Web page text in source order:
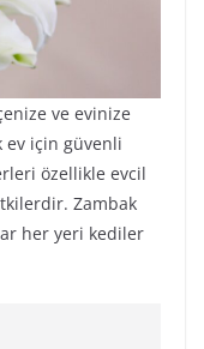
ve evinize
ev için güvenli
özellikle evcil
Zambak
her yeri kediler